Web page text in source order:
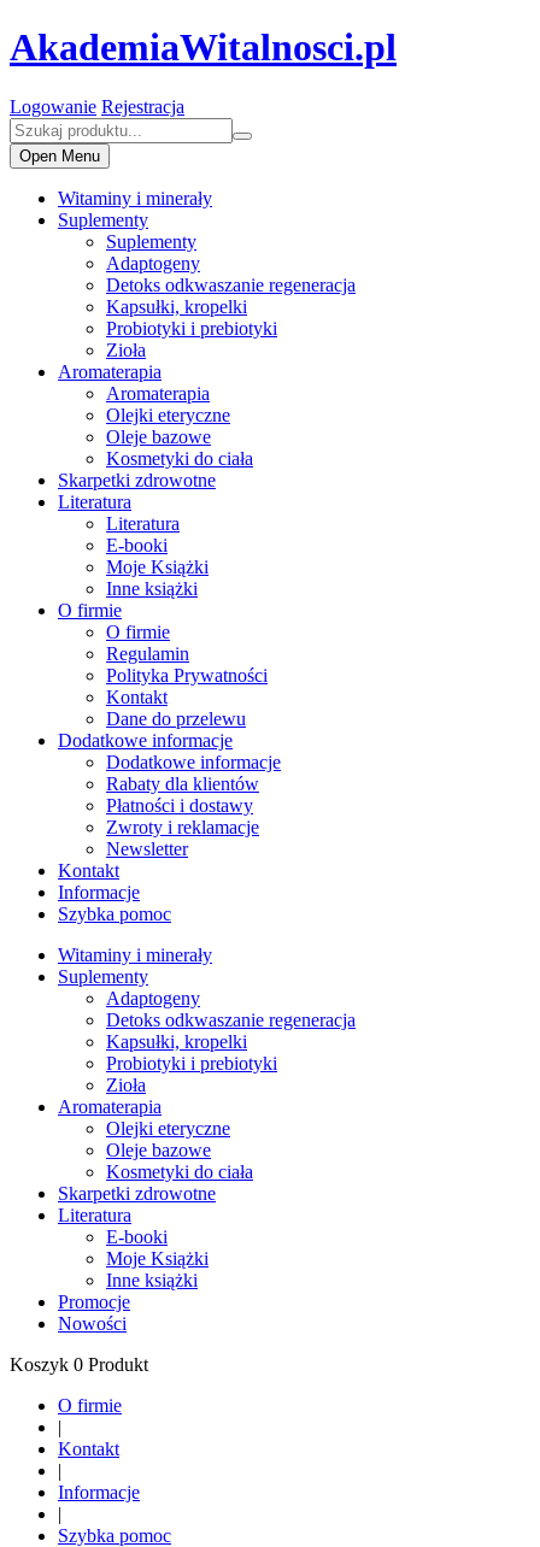
AkademiaWitalnosci.pl
Logowanie Rejestracja
Open Menu
Witaminy i minerały
Suplementy
Suplementy
Adaptogeny
Detoks odkwaszanie regeneracja
Kapsułki, kropelki
Probiotyki i prebiotyki
Zioła
Aromaterapia
Aromaterapia
Olejki eteryczne
Oleje bazowe
Kosmetyki do ciała
Skarpetki zdrowotne
Literatura
Literatura
E-booki
Moje Książki
Inne książki
O firmie
O firmie
Regulamin
Polityka Prywatności
Kontakt
Dane do przelewu
Dodatkowe informacje
Dodatkowe informacje
Rabaty dla klientów
Płatności i dostawy
Zwroty i reklamacje
Newsletter
Kontakt
Informacje
Szybka pomoc
Witaminy i minerały
Suplementy
Adaptogeny
Detoks odkwaszanie regeneracja
Kapsułki, kropelki
Probiotyki i prebiotyki
Zioła
Aromaterapia
Olejki eteryczne
Oleje bazowe
Kosmetyki do ciała
Skarpetki zdrowotne
Literatura
E-booki
Moje Książki
Inne książki
Promocje
Nowości
Koszyk 0 Produkt
O firmie
|
Kontakt
|
Informacje
|
Szybka pomoc